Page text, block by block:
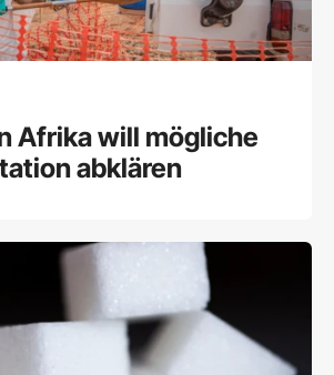
Afrika will mögliche
abklären